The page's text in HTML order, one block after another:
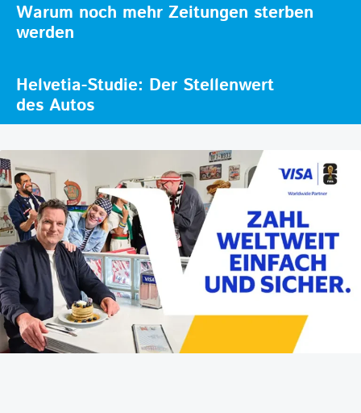
Warum noch mehr Zeitungen sterben
werden
Helvetia-Studie: Der Stellenwert
des Autos